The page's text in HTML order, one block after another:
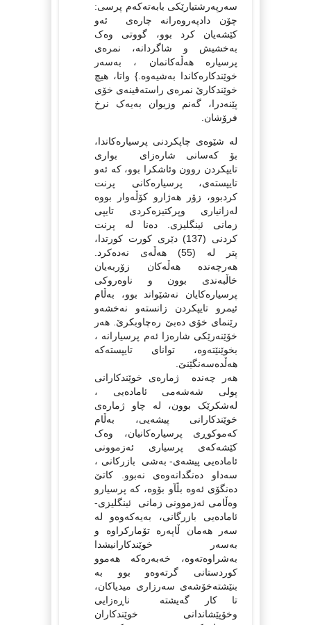
سه‌رپه‌رشتیارێکی بابه‌ته‌که‌م پرسی:
چۆن دادپه‌روه‌رانه‌ چاره‌ی ئه‌و
کێشه‌یان کرد بوو، گووتی وه‌ک
به‌خشیش و شاگردانه‌، نمره‌ی
پرسیاره‌ هه‌ڵه‌کانمان ، به‌سه‌ر
خوێندکاره‌کاندا به‌شیه‌وه‌.} واتا، هیچ
خوێندکارێ نمره‌ی راسته‌قینه‌ی خۆی
پێنه‌درا، گه‌نم وزیوان به‌یه‌ک نرخ
فرۆشان.
له‌ شێوه‌ی چاپکردنی پرسیاره‌کاندا،
بۆ که‌سانی شاره‌زای بواری
تایپکردن روون وئاشکرا بوو، که‌ ئه‌و
تایپسته‌ی، پرسیاره‌کانی پرنت
کردبوو، زۆر هه‌ژارو کۆڵه‌وار بووه‌
له‌زانیاری وپرکتیزه‌کردی تایپی
زمانی ئینگلیزی. ده‌نا له‌ پرنت
کردنی (137) دێری کورت کورتدا،
پتر له‌ (55) هه‌ڵه‌ی نه‌ده‌کرد.
هه‌رچه‌نده‌ هه‌ڵه‌کان زۆربه‌یان
خاڵبه‌ندی بوون و ناوه‌روکی
پرسیاره‌کایان نه‌شێواند بوو، به‌ڵام
ئیمرو تایپکردن زانسته‌و نه‌خشه‌و
رێنمای خۆی ده‌بێ ره‌چاوبکرێ. هه‌ر
خۆێنه‌رێکی شاره‌زا ئه‌م پرسیارانه‌ ،
بخوێنێته‌وه‌، توانای تایپسته‌که‌
هه‌ڵده‌سه‌نگێنێ.
هه‌ر چه‌نده‌ ژماره‌ی خوێندکارانی
پولی شه‌شه‌می ئاماده‌یی ،
له‌شکرێک بوون، له‌ چاو ژماره‌ی
خوێندکارانی پیشه‌یی، به‌ڵام
که‌موکوڕی پرسیاره‌کانیان، وه‌ک
کێشه‌که‌ی پرسیاری ئه‌زموونی
ئاماده‌یی پیشه‌ی- به‌شی بازرکانی ،
سه‌داو ده‌نگدانه‌وه‌ی نه‌بوو. کاتێ
ده‌نگۆی ئه‌وه‌ بڵآو بۆوه‌، که‌ پرسیارو
وه‌ڵامی ئه‌زموونی زمانی ئینگلیزی-
ئاماده‌یی بازرگانی، به‌یه‌که‌وه‌و له‌
سه‌ر هه‌مان ڵاپه‌ره‌ تۆمارکراوه‌ و
به‌سه‌ر خوێندکارانیشدا
به‌شراوه‌ته‌وه‌، خه‌به‌ره‌که‌ هه‌موو
کوردستانی گرته‌وه‌و بوو به‌
بنێشته‌خۆشه‌ی سه‌رزاری میدیاکان،
تا کار گه‌یشته‌ ناڕه‌زایی
وخۆپێشاندانی خوێندکاران